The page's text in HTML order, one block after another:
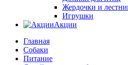
Жердочки и
Игрушки
Акции
Главная
Собаки
Питание